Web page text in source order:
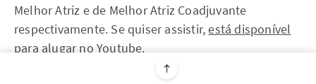
Melhor Atriz e de Melhor Atriz Coadjuvante
respectivamente. Se quiser assistir,está disponível
para alugar no Youtube.